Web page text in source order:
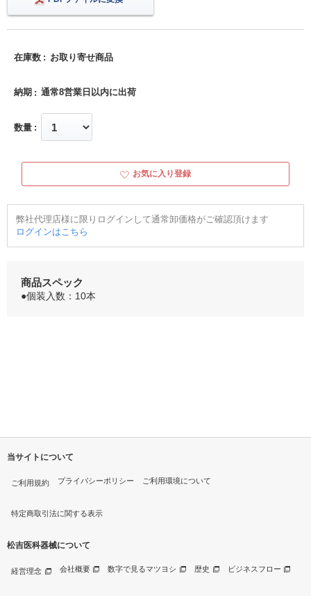
在庫数 お取り寄せ商品
納期 通常8営業日以内に出荷
数量
お気に入り登録
弊社代理店様に限りログインして通常卸価格がご確認頂けます
ログインはこちら
商品スペック
●個装入数：10本
当サイトについて
ご利用規約 プライバシーポリシー ご利用環境について
特定商取引法に関する表示
松吉医科器械について
経営理念 会社概要 数字で見るマツヨシ 歴史 ビジネスフロー